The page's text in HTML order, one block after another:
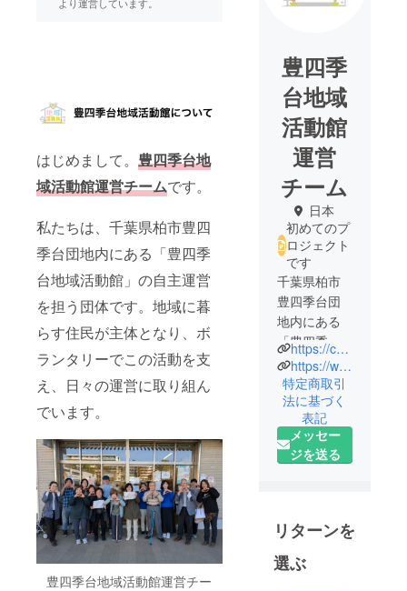
より運営しています。
はじめまして。 豊四季台地
域活動館運営チームです。
私たちは、千葉県柏市豊四
季台団地内にある「豊四季
台地域活動館」の自主運営
を担う団体です。地域に暮
らす住民が主体となり、ボ
ランタリーでこの活動を支
え、日々の運営に取り組ん
でいます。
豊四季台地域活動館運営チー
豊四季
台地域
活動館
運営
チーム
日本
初めてのプ
ロジェクト
です
千葉県柏市
豊四季台団
地内にある
「豊四季台
地域活動
館」の自主
運営を担
う、地域住
民主体の
チームで
この活動
は、特定の
団体だけで
https://chiikikatsudokan.com/
https://www.instagram.com/toyoshikidai_chiiki_katsudokan?igsh=enRwMzhsNHdkdzl5
特定商取引
法に基づく
表記
メッセー
ジを送る
リターンを
選ぶ